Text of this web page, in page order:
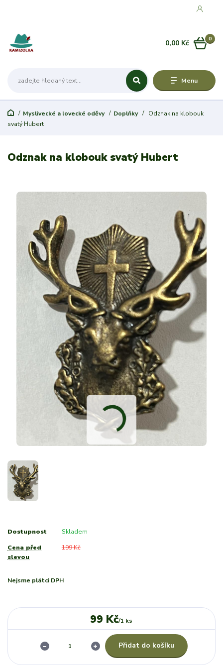
Menu
0
0,00 Kč
Myslivecké a lovecké oděvy Doplňky
Odznak na klobouk
svatý Hubert
Odznak na klobouk svatý Hubert
Dostupnost Skladem
Cena před
slevou
199 Kč
Nejsme plátci DPH
99 Kč/1 ks
Přidat do košíku